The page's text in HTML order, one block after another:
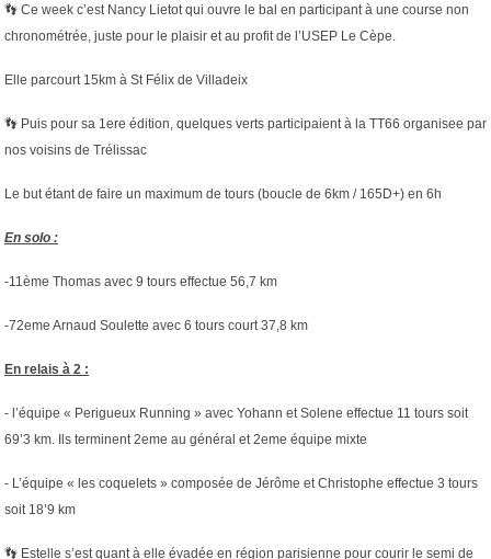
👣 Ce week c’est Nancy Lietot qui ouvre le bal en participant à une course non
chronométrée, juste pour le plaisir et au profit de l’USEP Le Cèpe.
Elle parcourt 15km à St Félix de Villadeix
👣 Puis pour sa 1ere édition, quelques verts participaient à la TT66 organisee par
nos voisins de Trélissac
Le but étant de faire un maximum de tours (boucle de 6km / 165D+) en 6h
En solo :
-11ème Thomas avec 9 tours effectue 56,7 km
-72eme Arnaud Soulette avec 6 tours court 37,8 km
En relais à 2 :
- l’équipe « Perigueux Running » avec Yohann et Solene effectue 11 tours soit
69’3 km. Ils terminent 2eme au général et 2eme équipe mixte
- L’équipe « les coquelets » composée de Jérôme et Christophe effectue 3 tours
soit 18’9 km
👣 Estelle s’est quant à elle évadée en région parisienne pour courir le semi de